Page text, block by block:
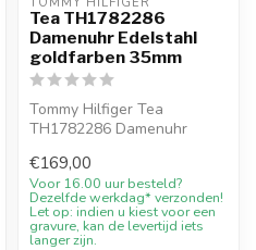
Tea TH1782286
Damenuhr Edelstahl
goldfarben 35mm
Tommy Hilfiger Tea
TH1782286 Damenuhr
10% Willkommens...
€169,00
Voor 16.00 uur besteld?
Dezelfde werkdag* verzonden!
Let op: indien u kiest voor een
gravure, kan de levertijd iets
langer zijn.